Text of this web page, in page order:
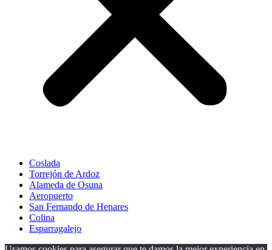
Coslada
Torrejón de Ardoz
Alameda de Osuna
Aeropuerto
San Fernando de Henares
Colina
Esparragalejo